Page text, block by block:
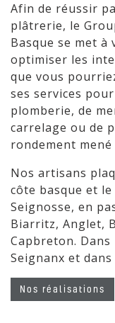
Afin de réussir
plâtrerie, le
Basque se met
optimiser les
que vous
ses services
plomberie, de
carrelage ou de
rondement mené
Nos artisans
côte basque et le
Seignosse, en
Biarritz, Anglet,
Capbreton.
Seignanx et dans
Nos réalisations